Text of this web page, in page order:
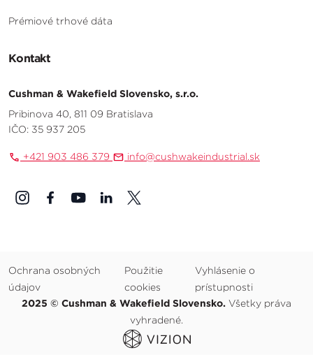
Prémiové trhové dáta
Kontakt
Cushman & Wakefield Slovensko, s.r.o.
Pribinova 40, 811 09 Bratislava
IČO: 35 937 205
+421 903 486 379 info@cushwakeindustrial.sk
Ochrana osobných
údajov
Použitie
cookies
Vyhlásenie o
prístupnosti
2025 © Cushman & Wakefield Slovensko. Všetky práva
vyhradené.